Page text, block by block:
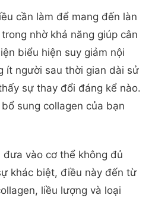
cần làm để mang đến làn
nhờ khả năng giúp cân
biểu hiện suy giảm nội
ít người sau thời gian dài sử
sự thay đổi đáng kể nào.
sung collagen của bạn
vào cơ thể không đủ
khác biệt, điều này đến từ
liều lượng và loại